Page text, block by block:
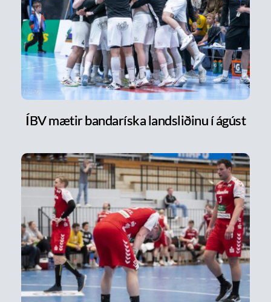
ÍBV mætir bandaríska landsliðinu í ágúst